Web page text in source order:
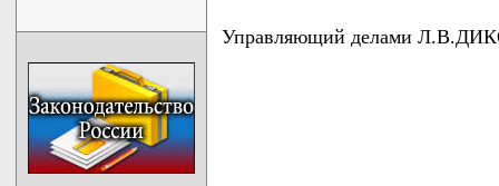
Управляющий делами